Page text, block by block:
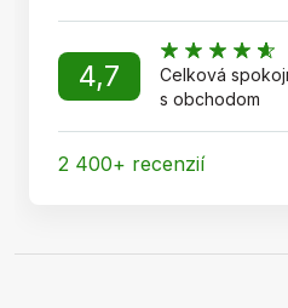
4,7
Celková
s obchodom
2 400+ recenzií